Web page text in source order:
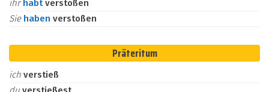
ihrhabtverstoßen
Sie haben verstoßen
Präteritum
ich verstieß